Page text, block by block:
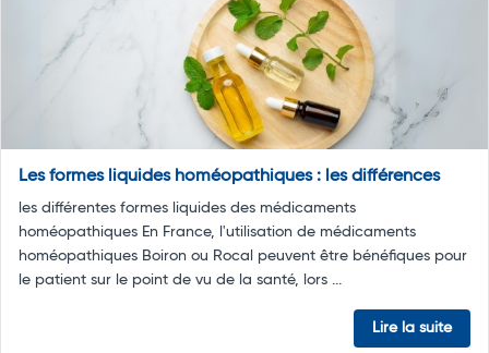
Les formes liquides homéopathiques : les différences
les différentes formes liquides des médicaments
homéopathiques En France, l'utilisation de médicaments
homéopathiques Boiron ou Rocal peuvent être bénéfiques pour
le patient sur le point de vu de la santé, lors ...
Lire la suite